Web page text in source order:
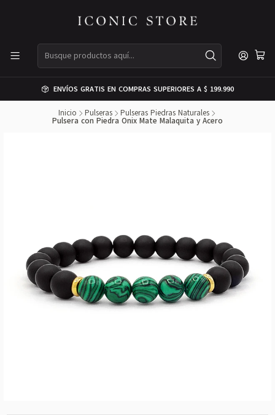
ENVÍOS GRATIS EN COMPRAS SUPERIORES A $ 199.990
Inicio Pulseras Pulseras Piedras Naturales
Pulsera con Piedra Onix Mate Malaquita y Acero